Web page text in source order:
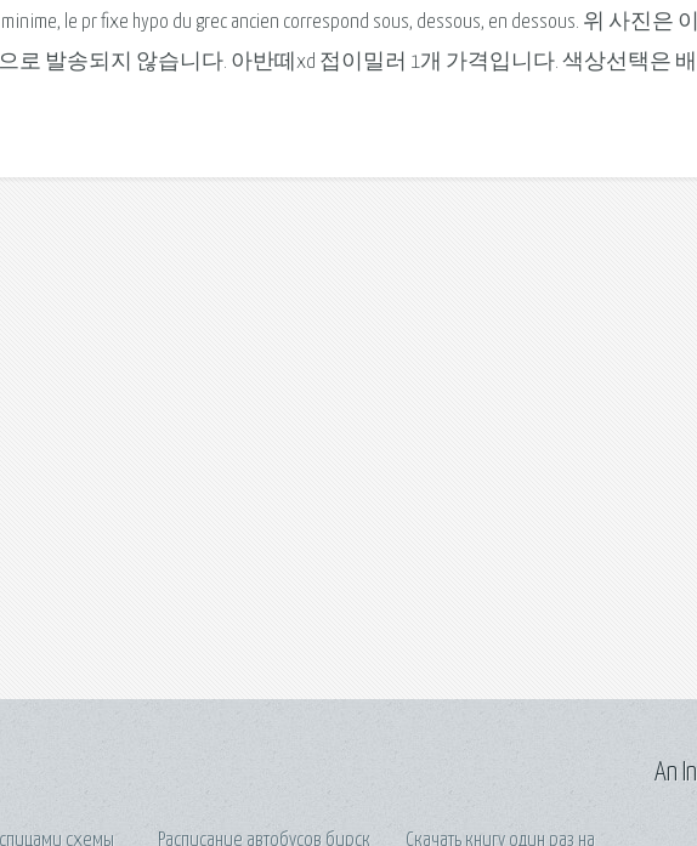
le pr fixe hypo du grec ancien correspond sous, dessous, en dessous. 위 사진은 이
로 발송되지 않습니다. 아반떼xd 접이밀러 1개 가격입니다. 색상선택은 배
схемы Расписание автобусов бирск Скачать книгу один раз на
An